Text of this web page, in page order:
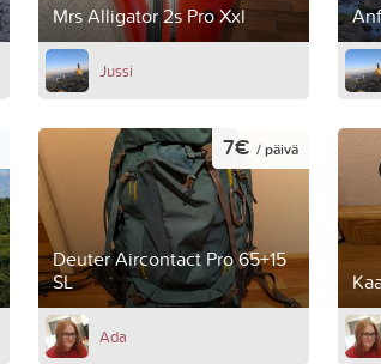
Mrs Alligator 2s Pro Xxl
Jussi
Deuter Aircontact Pro 65+15
SL
7€ / päivä
Ada